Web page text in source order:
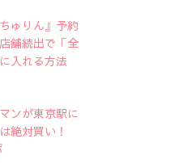
ゅりん』予約
舗続出で「全
入れる方法
ンが東京駅に
絶対買い！